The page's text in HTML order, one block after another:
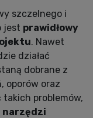
szczelnego i
jest prawidłowy
. Nawet
działać
dobrane z
oporów oraz
problemów,